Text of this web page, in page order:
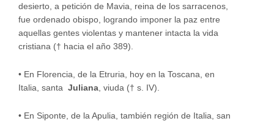
desierto, a petición de Mavia, reina de los sarracenos,
fue ordenado obispo, logrando imponer la paz entre
aquellas gentes violentas y mantener intacta la vida
cristiana († hacia el año 389).
• En Florencia, de la Etruria, hoy en la Toscana, en
Italia, santa Juliana , viuda († s. IV).
• En Siponte, de la Apulia, también región de Italia, san